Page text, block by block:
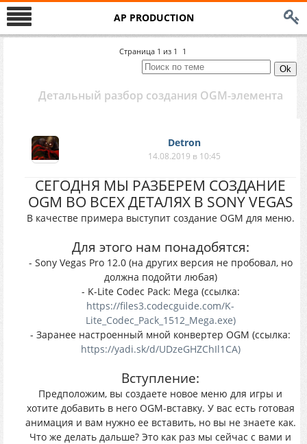
AP PRODUCTION
Страница 1 из 1 1
Детальный разбор создания OGM-элемента
Detron
14.08.2019 в 10:45
СЕГОДНЯ МЫ РАЗБЕРЕМ СОЗДАНИЕ
OGM ВО ВСЕХ ДЕТАЛЯХ В SONY VEGAS
В качестве примера выступит создание OGM для меню.
Для этого нам понадобятся:
- Sony Vegas Pro 12.0 (на других версия не пробовал, но
должна подойти любая)
- K-Lite Codec Pack: Mega (ссылка:
https://files3.codecguide.com/K-
Lite_Codec_Pack_1512_Mega.exe)
- Заранее настроенный мной конвертер OGM (ссылка:
https://yadi.sk/d/UDzeGHZChIl1CA)
Вступление:
Предположим, вы создаете новое меню для игры и
хотите добавить в него OGM-вставку. У вас есть готовая
анимация и вам нужно ее вставить, но вы не знаете как.
Что же делать дальше? Это как раз мы сейчас с вами и